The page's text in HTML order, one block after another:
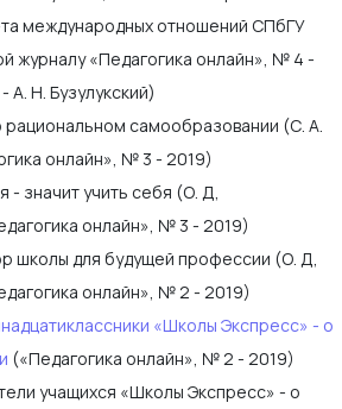
та международных отношений СПбГУ
журналу «Педагогика онлайн», № 4 -
Н. Бузулукский)
рациональном самообразовании (С. А.
онлайн», № 3 - 2019)
- значит учить себя (О. Д,
онлайн», № 3 - 2019)
школы для будущей профессии (О. Д,
онлайн», № 2 - 2019)
«Школы Экспресс» - о
(«Педагогика онлайн», № 2 - 2019)
учащихся «Школы Экспресс» - о